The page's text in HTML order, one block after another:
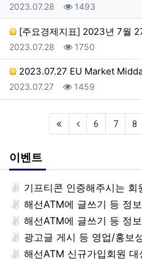
등록일
2023.07.28 조회
1493
[주요경제지표] 2023년 7월
등록일
2023.07.28 조회
1750
2023.07.27 EU Market
등록일
2023.07.27 조회
1459
6 7 8
이벤트
기프티콘 인증해주시는 회원님께
해선ATM에 글쓰기 등 정보공유글
해선ATM에 글쓰기 등 정보공유글
광고글 게시 등 영업/홍보성 글 삭
해선ATM 신규가입회원 대